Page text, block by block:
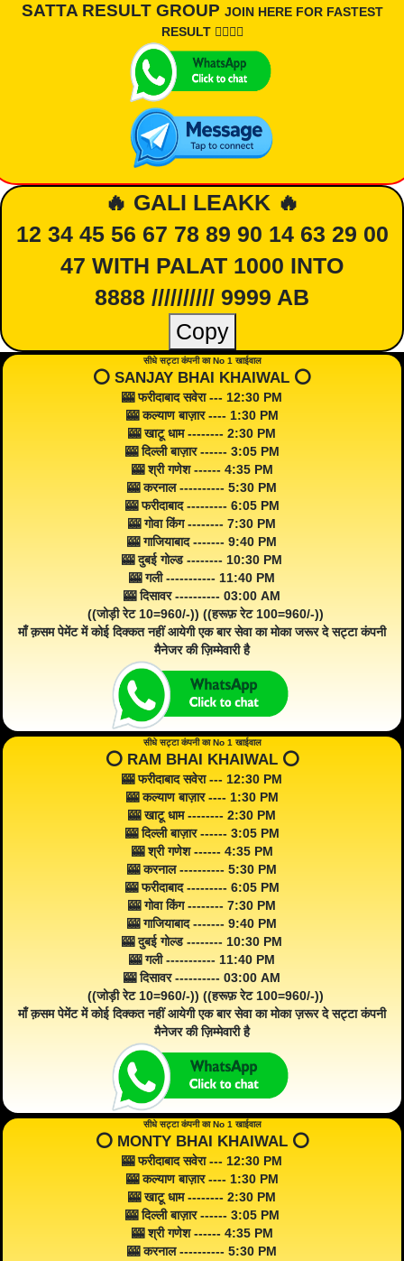
SATTA RESULT GROUP JOIN HERE FOR FASTEST
RESULT 👇🏾👇🏾
🔥 GALI LEAKK 🔥
12 34 45 56 67 78 89 90 14 63 29 00
47 WITH PALAT 1000 INTO
8888 ////////// 9999 AB
Copy
सीधे सट्टा कंपनी का No 1 खाईवाल
⭕️ SANJAY BHAI KHAIWAL ⭕️
🎰 फरीदाबाद सवेरा --- 12:30 PM
🎰 कल्याण बाज़ार ---- 1:30 PM
🎰 खाटू धाम -------- 2:30 PM
🎰 दिल्ली बाज़ार ------ 3:05 PM
🎰 श्री गणेश ------ 4:35 PM
🎰 करनाल ---------- 5:30 PM
🎰 फरीदाबाद --------- 6:05 PM
🎰 गोवा किंग -------- 7:30 PM
🎰 गाजियाबाद ------- 9:40 PM
🎰 दुबई गोल्ड -------- 10:30 PM
🎰 गली ----------- 11:40 PM
🎰 दिसावर ---------- 03:00 AM
((जोड़ी रेट 10=960/-)) ((हरूफ़ रेट 100=960/-))
माँ क़सम पेमेंट में कोई दिक्कत नहीं आयेगी एक बार सेवा का मोका जरूर दे सट्टा कंपनी
मैनेजर की ज़िम्मेवारी है
सीधे सट्टा कंपनी का No 1 खाईवाल
⭕️ RAM BHAI KHAIWAL ⭕️
🎰 फरीदाबाद सवेरा --- 12:30 PM
🎰 कल्याण बाज़ार ---- 1:30 PM
🎰 खाटू धाम -------- 2:30 PM
🎰 दिल्ली बाज़ार ------ 3:05 PM
🎰 श्री गणेश ------ 4:35 PM
🎰 करनाल ---------- 5:30 PM
🎰 फरीदाबाद --------- 6:05 PM
🎰 गोवा किंग -------- 7:30 PM
🎰 गाजियाबाद ------- 9:40 PM
🎰 दुबई गोल्ड -------- 10:30 PM
🎰 गली ----------- 11:40 PM
🎰 दिसावर ---------- 03:00 AM
((जोड़ी रेट 10=960/-)) ((हरूफ़ रेट 100=960/-))
माँ क़सम पेमेंट में कोई दिक्कत नहीं आयेगी एक बार सेवा का मोका ज़रूर दे सट्टा कंपनी
मैनेजर की ज़िम्मेवारी है
सीधे सट्टा कंपनी का No 1 खाईवाल
⭕️ MONTY BHAI KHAIWAL ⭕️
🎰 फरीदाबाद सवेरा --- 12:30 PM
🎰 कल्याण बाज़ार ---- 1:30 PM
🎰 खाटू धाम -------- 2:30 PM
🎰 दिल्ली बाज़ार ------ 3:05 PM
🎰 श्री गणेश ------ 4:35 PM
🎰 करनाल ---------- 5:30 PM